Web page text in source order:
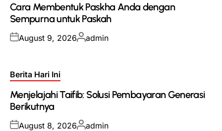
Cara Membentuk Paskha Anda dengan
Sempurna untuk Paskah
Posted
August 9, 2026Posted
admin
Posted
Berita Hari Ini
Menjelajahi Taifib: Solusi Pembayaran Generasi
Berikutnya
Posted
August 8, 2026Posted
admin